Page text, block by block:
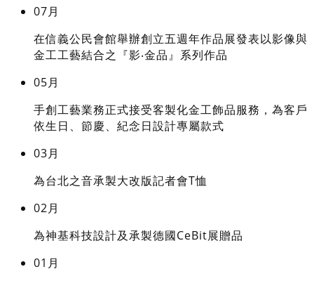
07月
在信義公民會館舉辦創立五週年作品展發表以影像與
金工工藝結合之『影‧金品』系列作品
05月
手創工藝業務正式接受客製化金工飾品服務，為客戶
依生日、節慶、紀念日設計專屬款式
03月
為台北之音承製大改版記者會T恤
02月
為神基科技設計及承製德國CeBit展贈品
01月